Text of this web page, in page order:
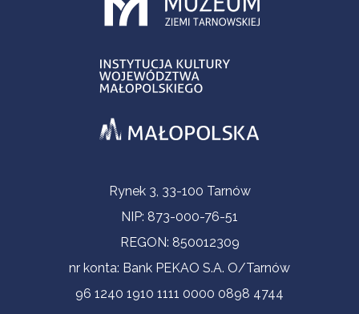
Informacje kontaktoweRynek 3, 33-100 Tarnów
NIP: 873-000-76-51
REGON: 850012309
nr konta: Bank PEKAO S.A. O/Tarnów
96 1240 1910 1111 0000 0898 4744